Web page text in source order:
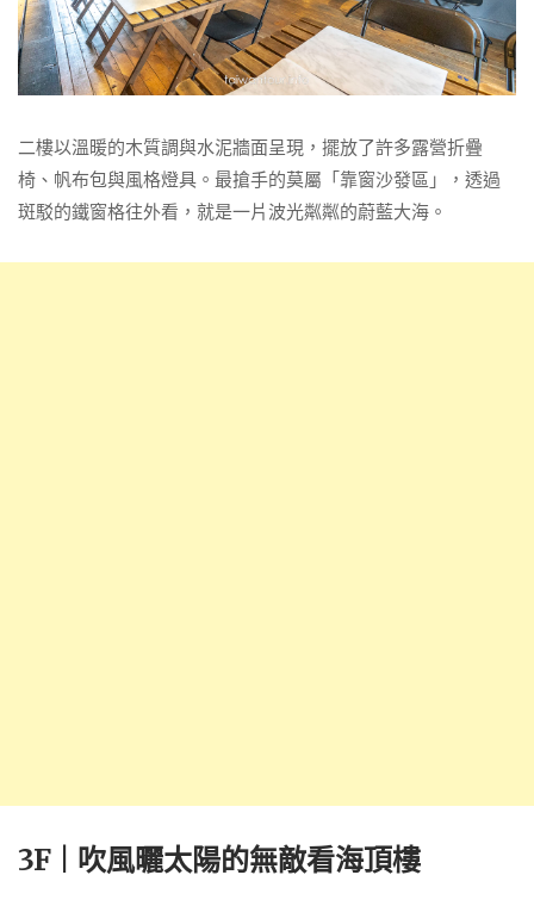
二樓以溫暖的木質調與水泥牆面呈現，擺放了許多露營折疊
椅、帆布包與風格燈具。最搶手的莫屬「靠窗沙發區」，透過
斑駁的鐵窗格往外看，就是一片波光粼粼的蔚藍大海。
3F | 吹風曬太陽的無敵看海頂樓